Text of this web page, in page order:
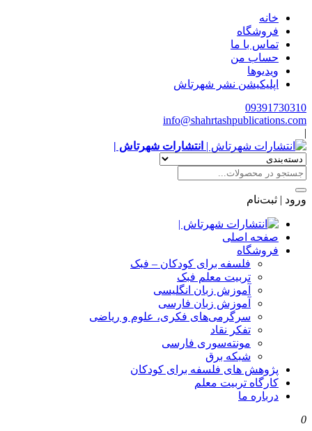
خانه
فروشگاه
تماس با ما
حساب من
ویدیوها
اپلیکیشن نشر شهرتاش
09391730310
info@shahrtashpublications.com
|
انتشارات شهرتاش |
ورود | ثبت‌نام
صفحه اصلی
فروشگاه
فلسفه برای کودکان – فبک
تربیت معلم فبک
آموزش زبان انگلیسی
آموزش زبان فارسی
سرگرمی‌های فکری، علوم و ریاضی
تفکر نقاد
مونته‌سوری فارسی
شبکه برق
پژوهش های فلسفه برای کودکان
کارگاه تربیت معلم
درباره ما
0